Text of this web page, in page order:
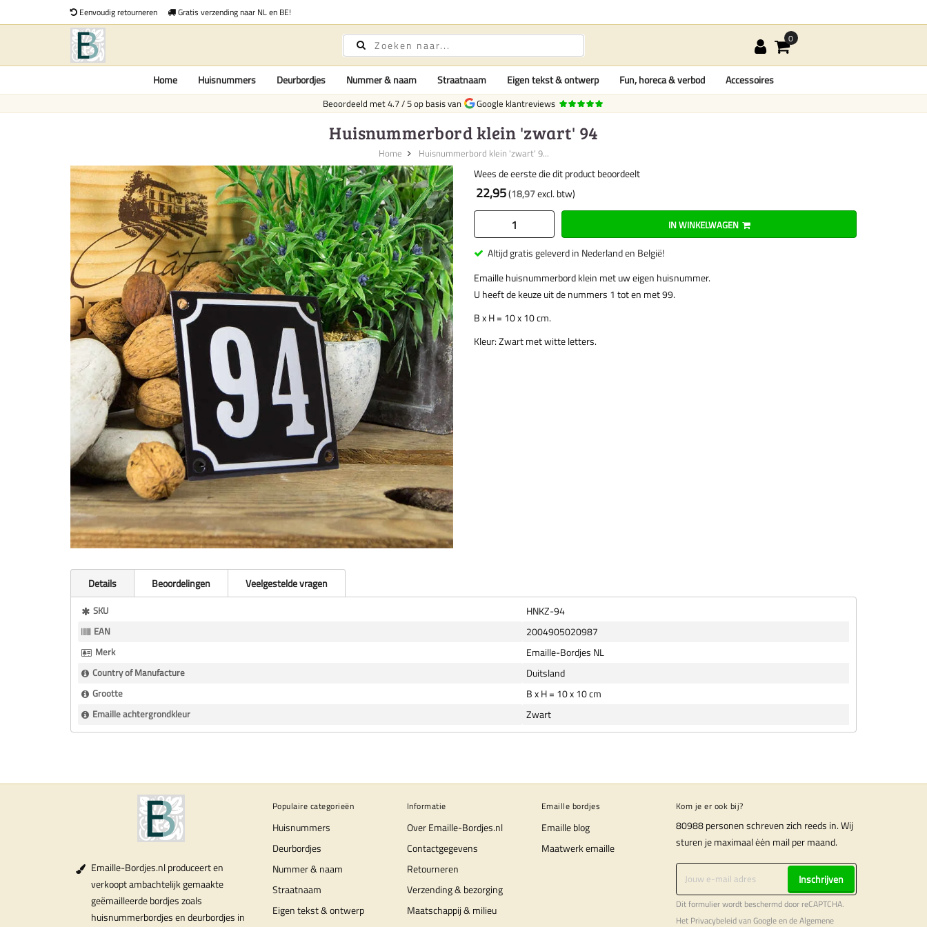
Eenvoudig retourneren Gratis verzending naar NL en BE!
Home Huisnummers Deurbordjes Nummer & naam Straatnaam Eigen tekst & ontwerp Fun, horeca & verbod Accessoires
Beoordeeld met4.7/5op basis van Google klantreviews
Huisnummerbord klein 'zwart' 94
Home Huisnummerbord klein 'zwart' 9...
Wees de eerste die dit product beoordeelt
22,95 18,97
IN WINKELWAGEN
Altijd gratis geleverd in Nederland en België!
Emaille huisnummerbord klein met uw eigen huisnummer.
U heeft de keuze uit de nummers 1 tot en met 99.
B x H = 10 x 10 cm.
Kleur: Zwart met witte letters.
Details Beoordelingen
Veelgestelde vragen
Meer
Informatie
SKU HNKZ-94
EAN 2004905020987
Merk Emaille-Bordjes NL
Country of Manufacture Duitsland
Grootte B x H = 10 x 10 cm
Emaille achtergrondkleur Zwart
Emaille-Bordjes.nl produceert en
verkoopt ambachtelijk gemaakte
geëmailleerde bordjes zoals
huisnummerbordjes en deurbordjes in
Populaire categorieën
Huisnummers
Deurbordjes
Nummer & naam
Straatnaam
Eigen tekst & ontwerp
Informatie
Over Emaille-Bordjes.nl
Contactgegevens
Retourneren
Verzending & bezorging
Maatschappij & milieu
Emaille bordjes
Emaille blog
Maatwerk emaille
Kom je er ook bij?
80988 personen schreven zich reeds in. Wij
sturen je maximaal ėėn mail per maand.
Inschrijven
Dit formulier wordt beschermd door reCAPTCHA.
Het Privacybeleidvan Google en deAlgemene